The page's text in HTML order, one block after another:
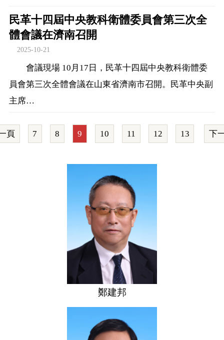
民革十四屆中央教科衛體委員會第三次全
體會議在濟南召開
2025-10-21
會議現場 10月17日，民革十四屆中央教科衛體委
員會第三次全體會議在山東省濟南市召開。民革中央副
主席…
頁 7 8 9 10 11 12 13 下
鄭建邦